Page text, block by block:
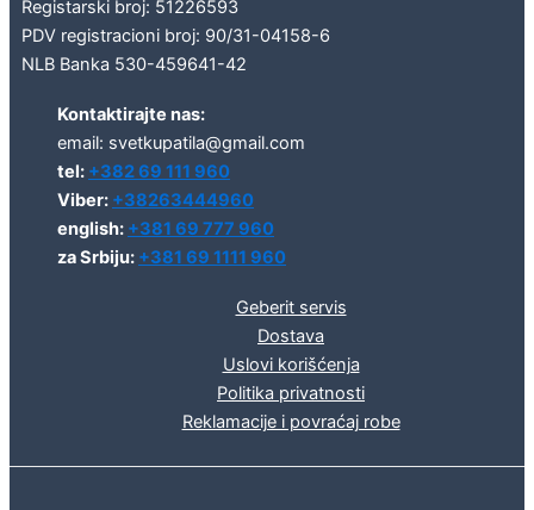
Registarski broj: 51226593
PDV registracioni broj: 90/31-04158-6
NLB Banka 530-459641-42
Kontaktirajte nas:
email: svetkupatila@gmail.com
tel: +382 69 111 960
Viber: +38263444960
english: +381 69 777 960
za Srbiju: +381 69 1111 960
Geberit servis
Dostava
Uslovi korišćenja
Politika privatnosti
Reklamacije i povraćaj robe